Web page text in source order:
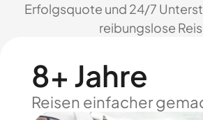
Erfolgsquote und 24/7
reibungslose
8+ Jahre
Reisen einfacher